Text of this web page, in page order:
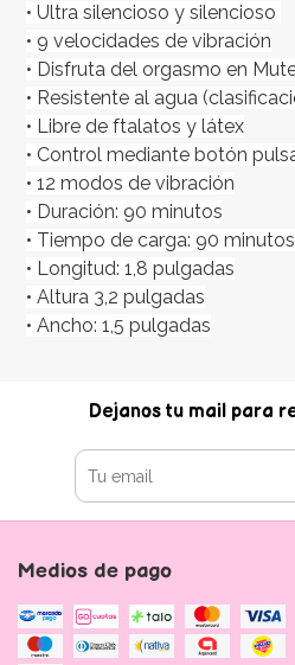
• Ultra silencioso y silencioso
• 9 velocidades de vibración
• Disfruta del orgasmo en
• Resistente al agua
• Libre de ftalatos y látex
• Control mediante botón
• 12 modos de vibración
• Duración: 90 minutos
• Tiempo de carga: 90 minutos
• Longitud: 1,8 pulgadas
• Altura 3,2 pulgadas
• Ancho: 1,5 pulgadas
Dejanos tu mail para
Medios de pago